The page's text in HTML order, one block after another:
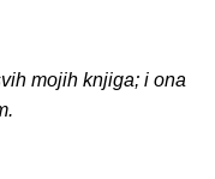
mojih knjiga; i ona